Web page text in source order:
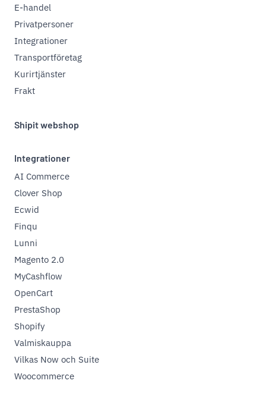
E-handel
Privatpersoner
Integrationer
Transportföretag
Kurirtjänster
Frakt
Shipit webshop
Integrationer
AI Commerce
Clover Shop
Ecwid
Finqu
Lunni
Magento 2.0
MyCashflow
OpenCart
PrestaShop
Shopify
Valmiskauppa
Vilkas Now och Suite
Woocommerce